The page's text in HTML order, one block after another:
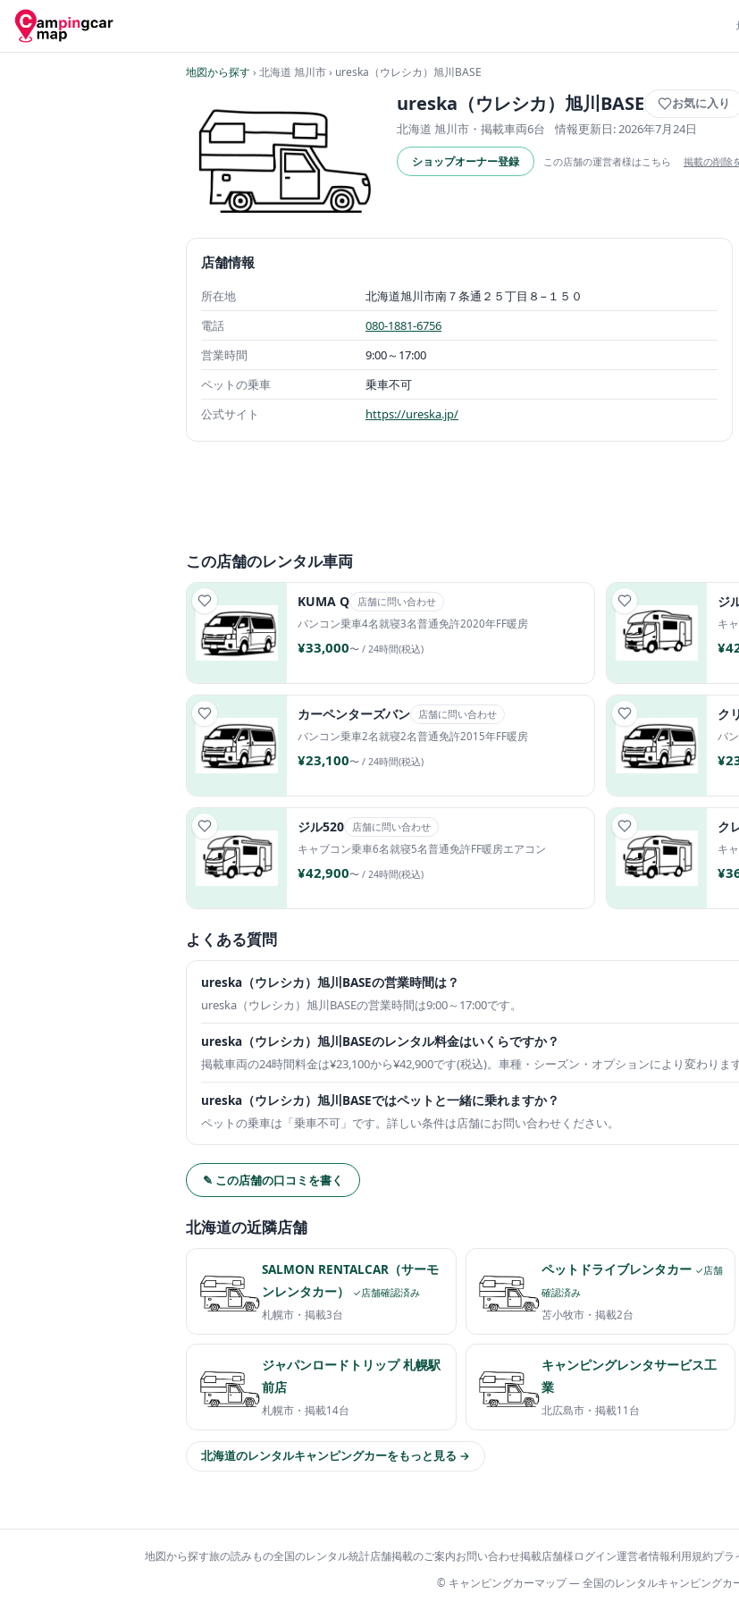
地図から探す› 北海道 旭川市› ureska（ウレシカ）旭川BASE
ureska（ウレシカ）旭川BASE お気に入り
北海道 旭川市・掲載車両6台 情報更新日: 2026年7月24日
ショップオーナー登録 この店舗の運営者様はこちら 掲載の削除
店舗情報
所在地
北海道旭川市南７条通２５丁目８−１５０
電話
080-1881-6756
営業時間
9:00～17:00
ペットの乗車
乗車不可
公式サイト
https://ureska.jp/
この店舗のレンタル車両
KUMA Q 店舗に問い合わせ
バンコン乗車4名就寝3名普通免許2020年FF暖房
¥33,000〜 / 24時間(税込)
ジ
キ
カーペンターズバン 店舗に問い合わせ
バンコン乗車2名就寝2名普通免許2015年FF暖房
¥23,100〜 / 24時間(税込)
ク
バ
ジル520 店舗に問い合わせ
キャブコン乗車6名就寝5名普通免許FF暖房エアコン
¥42,900〜 / 24時間(税込)
ク
キ
よくある質問
ureska（ウレシカ）旭川BASEの営業時間は？
ureska（ウレシカ）旭川BASEの営業時間は9:00～17:00です。
ureska（ウレシカ）旭川BASEのレンタル料金はいくらですか？
掲載車両の24時間料金は¥23,100から¥42,900です(税込)。車種・シーズン・オプションにより変わります
ureska（ウレシカ）旭川BASEではペットと一緒に乗れますか？
ペットの乗車は「乗車不可」です。詳しい条件は店舗にお問い合わせください。
✎ この店舗の口コミを書く
北海道の近隣店舗
SALMON RENTALCAR（サーモ
ンレンタカー）
✓店舗確認済み
札幌市・ 掲載3台
ペットドライブレンタカー ✓店舗
確認済み
苫小牧市・ 掲載2台
ジャパンロードトリップ 札幌駅
前店
札幌市・ 掲載14台
キャンピングレンタサービス工
業
北広島市・ 掲載11台
北海道のレンタルキャンピングカーをもっと見る →
地図から探す旅の読みもの全国のレンタル統計店舗掲載のご案内お問い合わせ掲載店舗様ログイン運営者情報利用規約プラ
© キャンピングカーマップ — 全国のレンタルキャンピングカ